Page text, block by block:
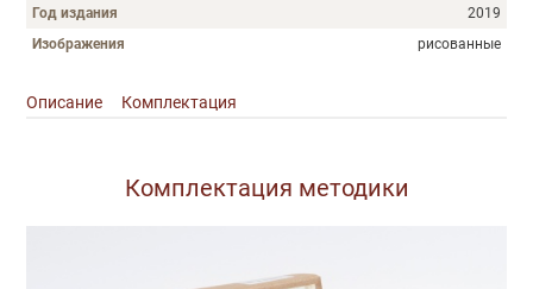
Год издания
2019
Изображения
рисованные
Описание Комплектация
Комплектация методики